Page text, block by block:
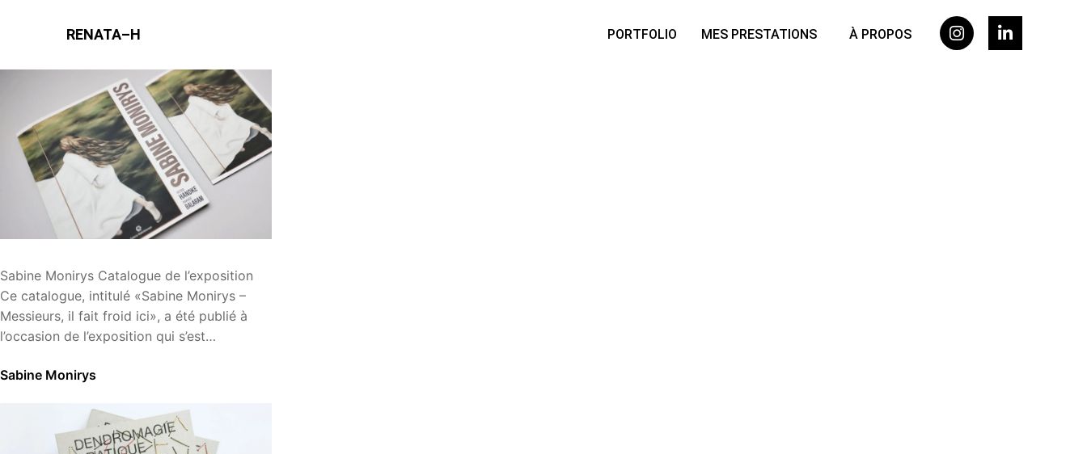
RENATA–H PORTFOLIO MES PRESTATIONS À PROPOS
Sabine Monirys Catalogue de l’exposition
Ce catalogue, intitulé «Sabine Monirys –
Messieurs, il fait froid ici», a été publié à
l’occasion de l’exposition qui s’est…
Sabine Monirys